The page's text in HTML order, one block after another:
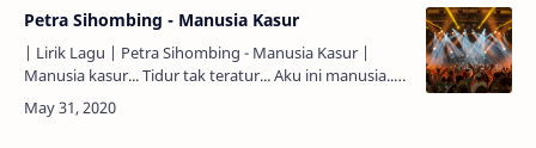
Petra Sihombing - Manusia Kasur
| Lirik Lagu | Petra Sihombing - Manusia Kasur |
Manusia kasur... Tidur tak teratur... Aku ini manusia...